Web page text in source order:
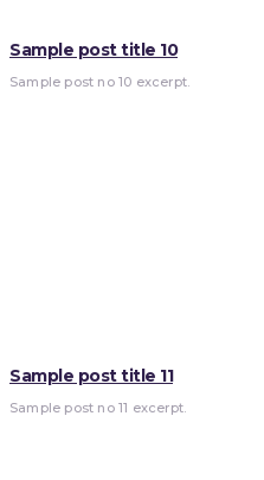
Sample post title 10
Sample post no 10 excerpt.
Sample post title 11
Sample post no 11 excerpt.